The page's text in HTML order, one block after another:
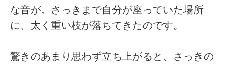
な音が。さっきまで自分が座っていた場所
に、太く重い枝が落ちてきたのです。
驚きのあまり思わず立ち上がると、さっきの